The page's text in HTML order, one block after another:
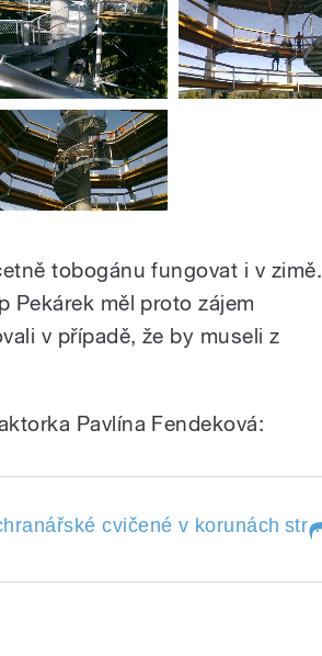
tobogánu fungovat i v zimě.
Pekárek měl proto zájem
v případě, že by museli z
Pavlína Fendeková:
cvičené v korunách stromů